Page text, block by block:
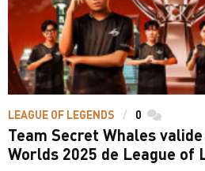
LEAGUE OF LEGENDS 0
Team Secret Whales
Worlds 2025 de League of